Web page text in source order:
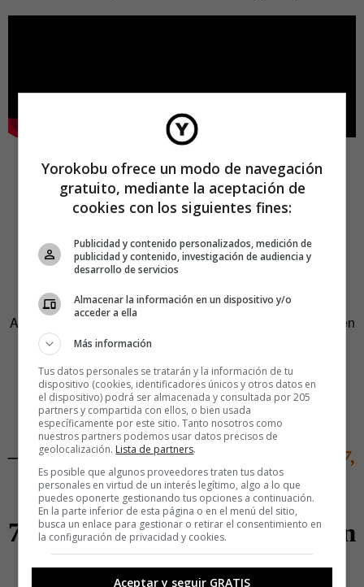
5.- Cuando crees que lo has
visto todo, llega este tipo
A falta de baquetas, buenas son pelotas de tenis. Un tres en
uno de manual: malabarismo, mimo y rock’n’roll.
When you think you’ve seen it all
pic.twitter.com/bhzAjnE3k9
— 🎸 Rock History 🎸 (@historyrock_)
May 7,
2025
7.- Otra joya para celebrar un
aniversario
Yorokobu ofrece un modo de navegación
gratuito, mediante la aceptación de
cookies con los siguientes fines:
Publicidad y contenido personalizados, medición de
publicidad y contenido, investigación de audiencia y
desarrollo de servicios
Almacenar la información en un dispositivo y/o
acceder a ella
Más información
Tus datos personales se tratarán y la información de tu
dispositivo (cookies, identificadores únicos y otros datos en
el dispositivo) podrá ser almacenada y consultada por 205
partners y compartida con ellos, o bien usada
específicamente por este sitio. Tanto nosotros como
nuestros partners podemos usar datos precisos de
geolocalización. Lista de partners.
Es posible que algunos proveedores traten tus datos
personales en virtud de un interés legítimo, algo a lo que
puedes oponerte gestionando tus opciones a continuación.
En la parte inferior de esta página o en el menú del sitio,
busca un enlace para gestionar o retirar el consentimiento en
la configuración de privacidad y cookies.
Aceptar y seguir GRATIS